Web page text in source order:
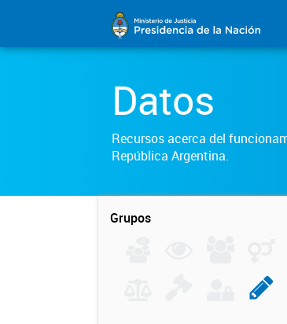
Datos
Recursos acerca del
República Argentina.
Grupos